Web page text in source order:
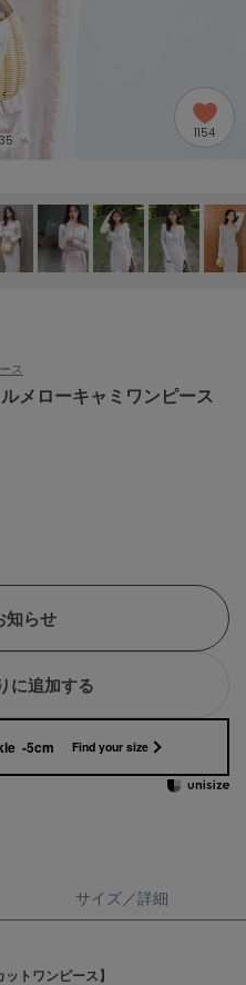
35 1154
ス
メローキャミワンピース
知らせ
に追加する
-5cm Find your size
サイズ／詳細
トワンピース】